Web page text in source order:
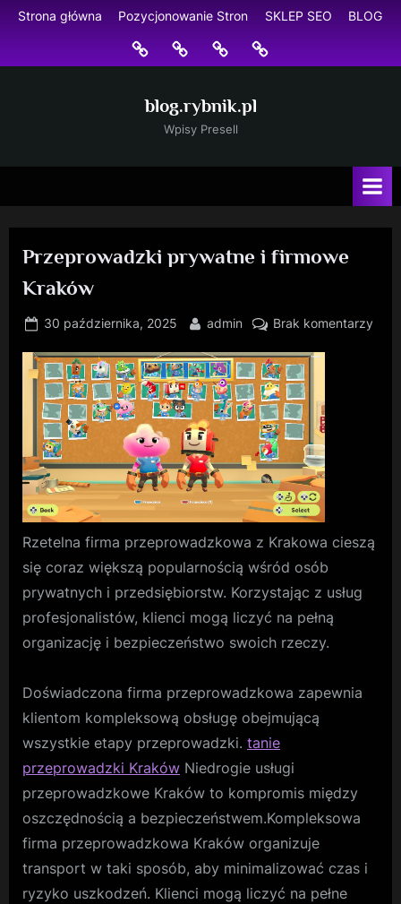
Skip
content
Strona główna Pozycjonowanie Stron SKLEP SEO BLOG
Strona
główna
Pozycjonowanie
Stron
SKLEP
SEO
BLOG
blog.rybnik.pl
Wpisy Presell
Przeprowadzki prywatne i firmowe
Kraków
Posted
30 października, 2025 By
admin Brak komentarzydo
Rzetelna firma przeprowadzkowa z Krakowa cieszą
się coraz większą popularnością wśród osób
prywatnych i przedsiębiorstw. Korzystając z usług
profesjonalistów, klienci mogą liczyć na pełną
organizację i bezpieczeństwo swoich rzeczy.
Doświadczona firma przeprowadzkowa zapewnia
klientom kompleksową obsługę obejmującą
wszystkie etapy przeprowadzki. tanie
przeprowadzki Kraków Niedrogie usługi
przeprowadzkowe Kraków to kompromis między
oszczędnością a bezpieczeństwem.Kompleksowa
firma przeprowadzkowa Kraków organizuje
transport w taki sposób, aby minimalizować czas i
ryzyko uszkodzeń. Klienci mogą liczyć na pełne